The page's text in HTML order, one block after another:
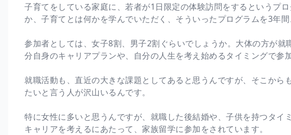
子育てをしている家庭に、若者が1日限定の体験訪問をするというプ
か、子育てとは何かを学んでいただく、そういったプログラムを3年間
参加者としては、女子8割、男子2割ぐらいでしょうか。大体の方が就
分自身のキャリアプランや、自分の人生を考え始めるタイミングで参
就職活動も、直近の大きな課題としてあると思うんですが、そこから
たいと言う人が沢山いるんです。
特に女性に多いと思うんですが、就職した後結婚や、子供を持つタイ
キャリアを考えるにあたって、家族留学に参加をされています。